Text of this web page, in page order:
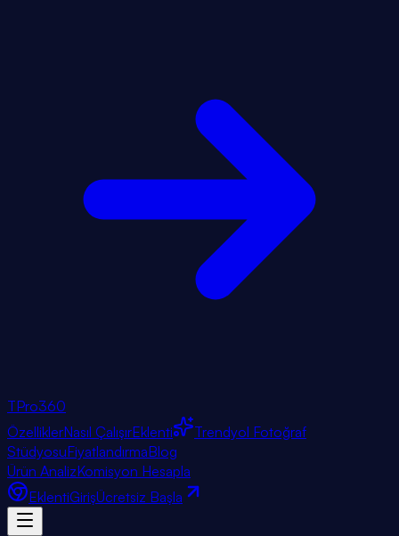
TPro360
ÖzelliklerNasıl ÇalışırEklenti
Trendyol Fotoğraf
StüdyosuFiyatlandırmaBlog
Ürün AnalizKomisyon Hesapla
EklentiGirişÜcretsiz Başla